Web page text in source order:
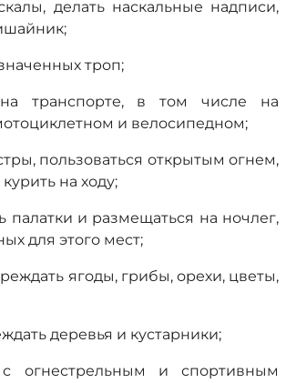
делать наскальные надписи,
троп;
транспорте, в том числе на
и велосипедном;
пользоваться открытым огнем,
на ходу;
палатки и размещаться на ночлег,
для этого мест;
ягоды, грибы, орехи, цветы,
деревья и кустарники;
огнестрельным и спортивным